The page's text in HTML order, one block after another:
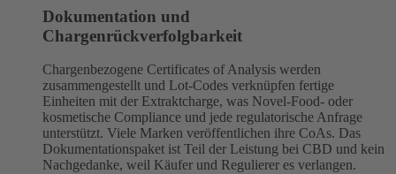
Dokumentation und
Chargenrückverfolgbarkeit
Chargenbezogene Certificates of Analysis werden
zusammengestellt und Lot-Codes verknüpfen fertige
Einheiten mit der Extraktcharge, was Novel-Food- oder
kosmetische Compliance und jede regulatorische Anfrage
unterstützt. Viele Marken veröffentlichen ihre CoAs. Das
Dokumentationspaket ist Teil der Leistung bei CBD und kein
Nachgedanke, weil Käufer und Regulierer es verlangen.